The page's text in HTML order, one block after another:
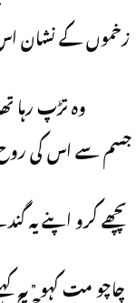
زخموں کے نشان
وہ تڑپ رہا
جسم سے اس کی
چاچو مت کہو ” یہ